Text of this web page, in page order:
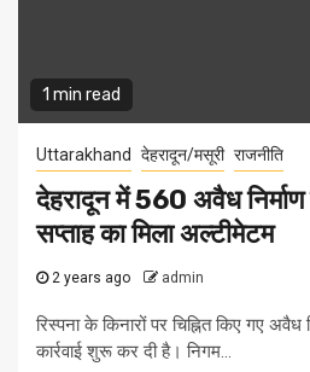
1 min read
Uttarakhand देहरादून/मसूरी राजनीति
देहरादून में 560 अवैध निर्माण
सप्ताह का मिला अल्टीमेटम
2 years ago admin
रिस्पना के किनारों पर चिह्नित किए गए अवैध
कार्रवाई शुरू कर दी है। निगम...